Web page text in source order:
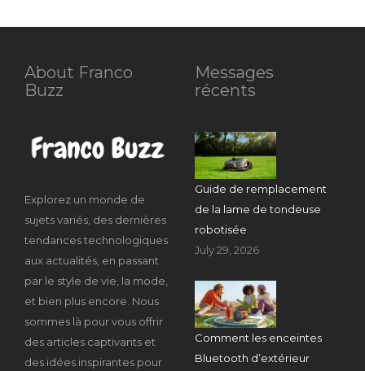
About Franco
Buzz
Explorez un monde de
sujets variés, des dernières
tendances technologiques
aux actualités, en passant
par le style de vie, la mode,
et bien plus encore. Nous
sommes là pour vous offrir
des articles captivants et
des idées inspirantes pour
Messages
récents
Guide de remplacement
de la lame de tondeuse
robotisée
July 29, 2026
Comment les enceintes
Bluetooth d’extérieur